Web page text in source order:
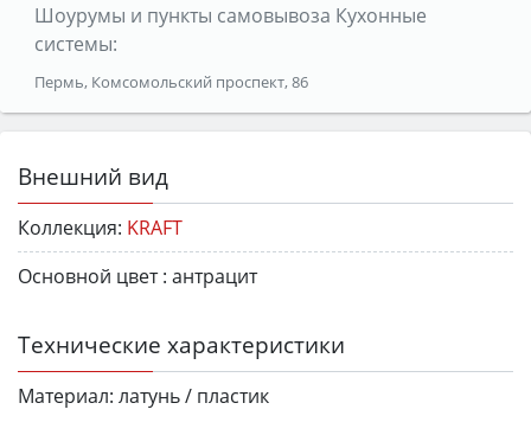
Шоурумы и пункты самовывоза Кухонные
системы:
Пермь, Комсомольский проспект, 86
Внешний вид
Коллекция: KRAFT
Основной цвет : антрацит
Технические характеристики
Материал: латунь / пластик